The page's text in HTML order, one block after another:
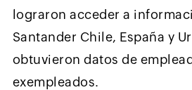
lograron acceder a
Santander Chile, España y
obtuvieron datos de
exempleados.